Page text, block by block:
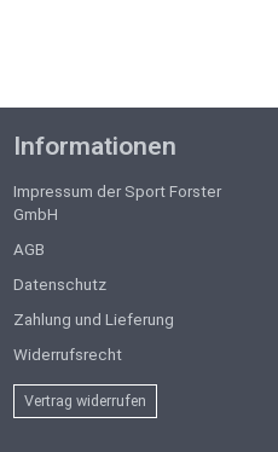
Informationen
Impressum der Sport Forster
GmbH
AGB
Datenschutz
Zahlung und Lieferung
Widerrufsrecht
Vertrag widerrufen